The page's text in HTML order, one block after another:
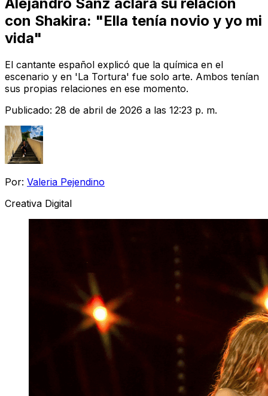
con Shakira: "Ella tenía novio y yo mi
vida"
El cantante español explicó que la química en el
escenario y en 'La Tortura' fue solo arte. Ambos tenían
sus propias relaciones en ese momento.
Publicado: 28 de abril de 2026 a las 12:23 p. m.
Por: Valeria Pejendino
Creativa Digital